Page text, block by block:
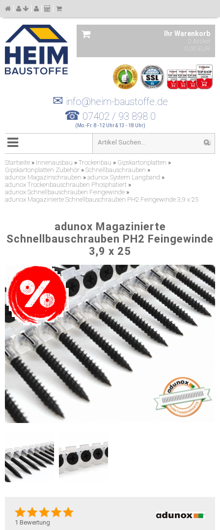
Ihr Warenkorb
0 Artikel
0,00 EUR
✉ info@heim-baustoffe.de
☎ 07402 / 93 898 0
(Mo.-Fr. 8 -12 Uhr & 13 - 18 Uhr)
Startseite » Innenausbau » Trockenbau » Gipskartonplatten »
Gipskartonplatten Zubehör » Schnellbauschrauben »
adunox Magazinschrauben » adunox System Langband »
adunox Trockenbauschrauben Phosphatiert »
adunox Schnellbauschrauben Feingewinde »
adunox Magazinierte Schnellbauschrauben PH2 Feingewinde 3,9 x 25
adunox Magazinierte
Schnellbauschrauben PH2 Feingewinde
3,9 x 25
1 Bewertung